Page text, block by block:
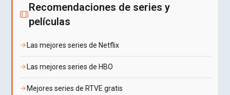
Recomendaciones de series y
películas
Las mejores series de Netflix
Las mejores series de HBO
Mejores series de RTVE gratis